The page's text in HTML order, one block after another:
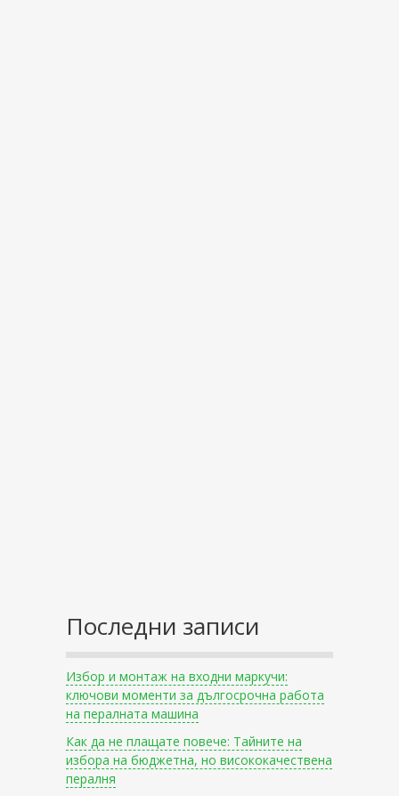
Последни записи
Избор и монтаж на входни маркучи:
ключови моменти за дългосрочна работа
на пералната машина
Как да не плащате повече: Тайните на
избора на бюджетна, но висококачествена
пералня